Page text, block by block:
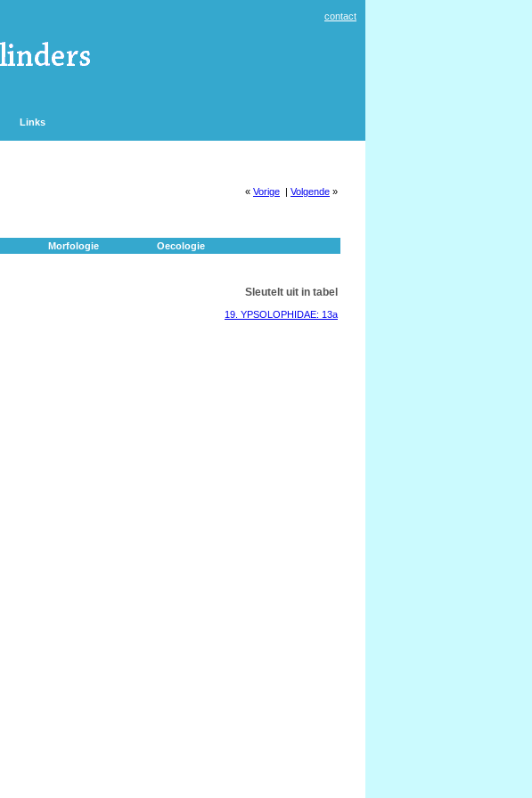
contact
Links
« Vorige | Volgende »
Morfologie Oecologie
Sleutelt uit in tabel
19. YPSOLOPHIDAE: 13a